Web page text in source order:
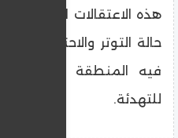
هذه الاعتقالات الجماعية،
حالة التوتر والاحتقان
فيه المنطقة إلى أي
للتهدئة.